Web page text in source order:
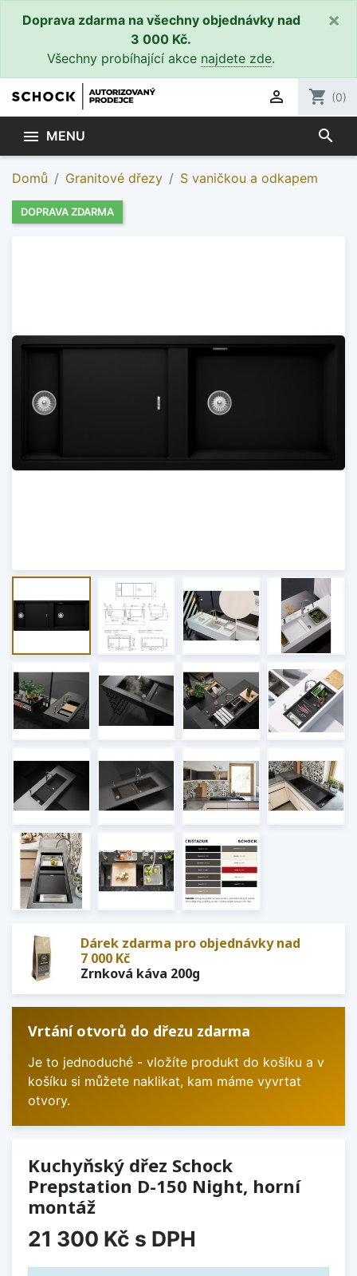
Doprava zdarma na všechny objednávky nad
3 000 Kč.
Všechny probíhající akce najdete zde.
×
 shopping_cart (0)
 MENU search
Domů Granitové dřezy S vaničkou a odkapem
DOPRAVA ZDARMA
Dárek zdarma pro objednávky nad
7 000 Kč
Zrnková káva 200g
Vrtání otvorů do dřezu zdarma
Je to jednoduché - vložíte produkt do košíku a v
košíku si můžete naklikat, kam máme vyvrtat
otvory.
Kuchyňský dřez Schock
Prepstation D-150 Night, horní
montáž
21 300 Kč s DPH